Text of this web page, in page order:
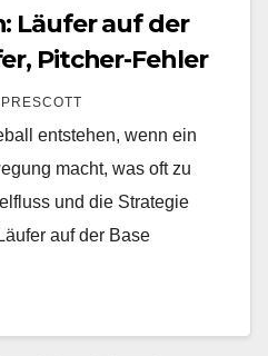
Läufer auf der
Pitcher-Fehler
entstehen, wenn ein
macht, was oft zu
und die Strategie
auf der Base